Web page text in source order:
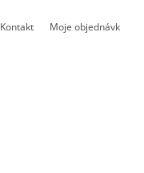
Kontakt Moje objednávka